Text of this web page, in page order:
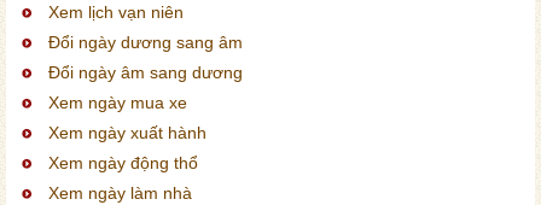
Xem lịch vạn niên
Đổi ngày dương sang âm
Đổi ngày âm sang dương
Xem ngày mua xe
Xem ngày xuất hành
Xem ngày động thổ
Xem ngày làm nhà